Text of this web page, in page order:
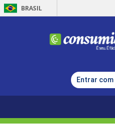
BRASIL
Entrar com